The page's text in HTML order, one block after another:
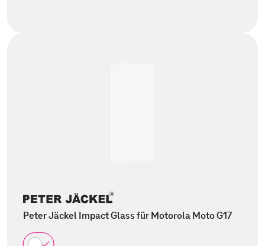
Peter Jäckel Impact Glass für Motorola Moto G17